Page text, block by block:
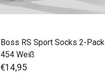
Boss RS Sport Socks 2-Pack
454 Weiß
€14,95